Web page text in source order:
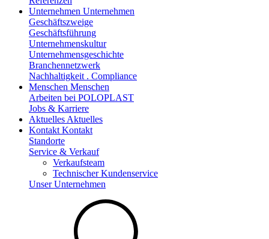
Unternehmen Unternehmen
Geschäftszweige
Geschäftsführung
Unternehmenskultur
Unternehmensgeschichte
Branchennetzwerk
Nachhaltigkeit . Compliance
Menschen Menschen
Arbeiten bei POLOPLAST
Jobs & Karriere
Aktuelles Aktuelles
Kontakt Kontakt
Standorte
Service & Verkauf
Verkaufsteam
Technischer Kundenservice
Unser Unternehmen